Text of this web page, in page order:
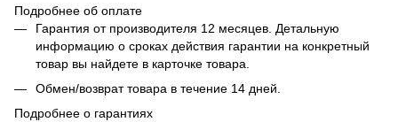
Подробнее об оплате
Гарантия от производителя 12 месяцев. Детальную
информацию о сроках действия гарантии на конкретный
товар вы найдете в карточке товара.
Обмен/возврат товара в течение 14 дней.
Подробнее о гарантиях